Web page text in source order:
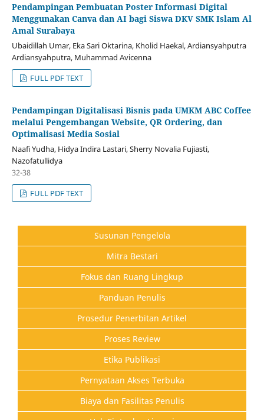
Pendampingan Pembuatan Poster Informasi Digital
Menggunakan Canva dan AI bagi Siswa DKV SMK Islam Al
Amal Surabaya
Ubaidillah Umar, Eka Sari Oktarina, Kholid Haekal, Ardiansyahputra
Ardiansyahputra, Muhammad Avicenna
FULL PDF TEXT
Pendampingan Digitalisasi Bisnis pada UMKM ABC Coffee
melalui Pengembangan Website, QR Ordering, dan
Optimalisasi Media Sosial
Naafi Yudha, Hidya Indira Lastari, Sherry Novalia Fujiasti,
Nazofatullidya
32-38
FULL PDF TEXT
Susunan Pengelola
Mitra Bestari
Fokus dan Ruang Lingkup
Panduan Penulis
Prosedur Penerbitan Artikel
Proses Review
Etika Publikasi
Pernyataan Akses Terbuka
Biaya dan Fasilitas Penulis